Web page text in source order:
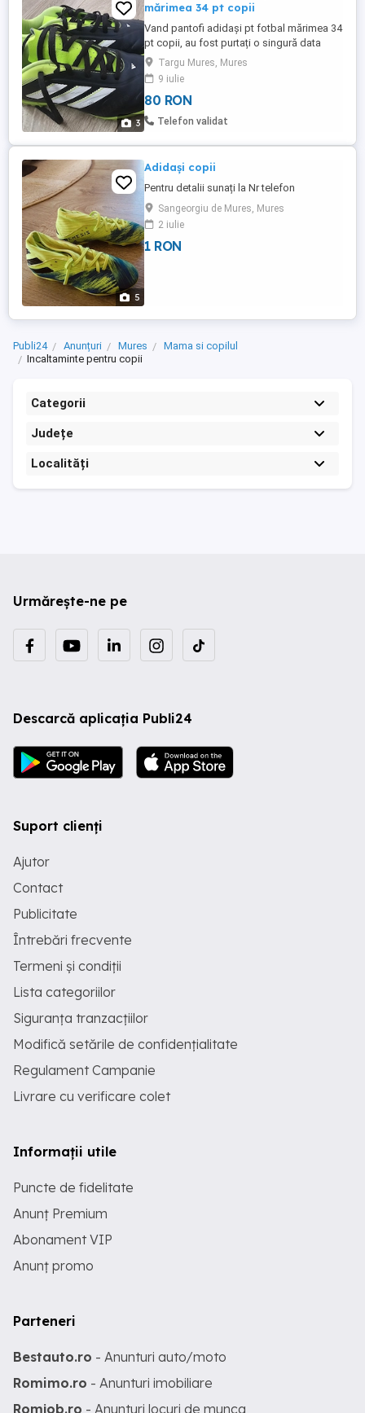
3
mărimea 34 pt copii
Vand pantofi adidași pt fotbal mărimea 34
pt copii, au fost purtați o singură data
Targu Mures, Mures
9 iulie
80 RON
Telefon validat
5
Adidași copii
Pentru detalii sunați la Nr telefon
Sangeorgiu de Mures, Mures
2 iulie
1 RON
Publi24 Anunțuri Mures
Mama si copilul
Incaltaminte pentru copii
Categorii
Județe
Localități
Urmărește-ne pe
Descarcă aplicația Publi24
Suport clienți
Ajutor
Contact
Publicitate
Întrebări frecvente
Termeni și condiții
Lista categoriilor
Siguranța tranzacțiilor
Modifică setările de confidențialitate
Regulament Campanie
Livrare cu verificare colet
Informații utile
Puncte de fidelitate
Anunț Premium
Abonament VIP
Anunț promo
Parteneri
Bestauto.ro - Anunturi auto/moto
Romimo.ro - Anunturi imobiliare
Romjob.ro - Anunturi locuri de munca